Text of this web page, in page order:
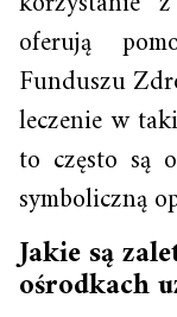
oferują
Funduszu
leczenie w
to często są
symboliczną
Jakie są
ośrodkach